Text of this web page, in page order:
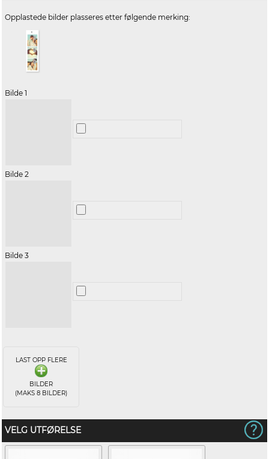
Opplastede bilder plasseres etter følgende merking:
Bilde 1
Bilde 2
Bilde 3
LAST OPP FLERE
BILDER
(MAKS 8 BILDER)
VELG UTFØRELSE